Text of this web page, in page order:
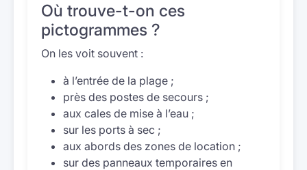
Où trouve-t-on ces
pictogrammes ?
On les voit souvent :
à l’entrée de la plage ;
près des postes de secours ;
aux cales de mise à l’eau ;
sur les ports à sec ;
aux abords des zones de location ;
sur des panneaux temporaires en